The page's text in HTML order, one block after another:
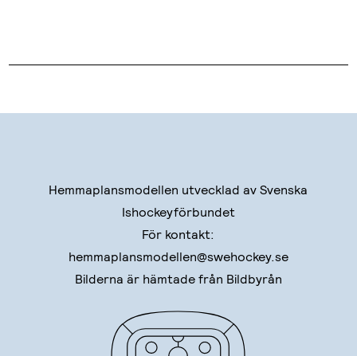
Hemmaplansmodellen utvecklad av Svenska
Ishockeyförbundet
För kontakt:
hemmaplansmodellen@swehockey.se
Bilderna är hämtade från Bildbyrån